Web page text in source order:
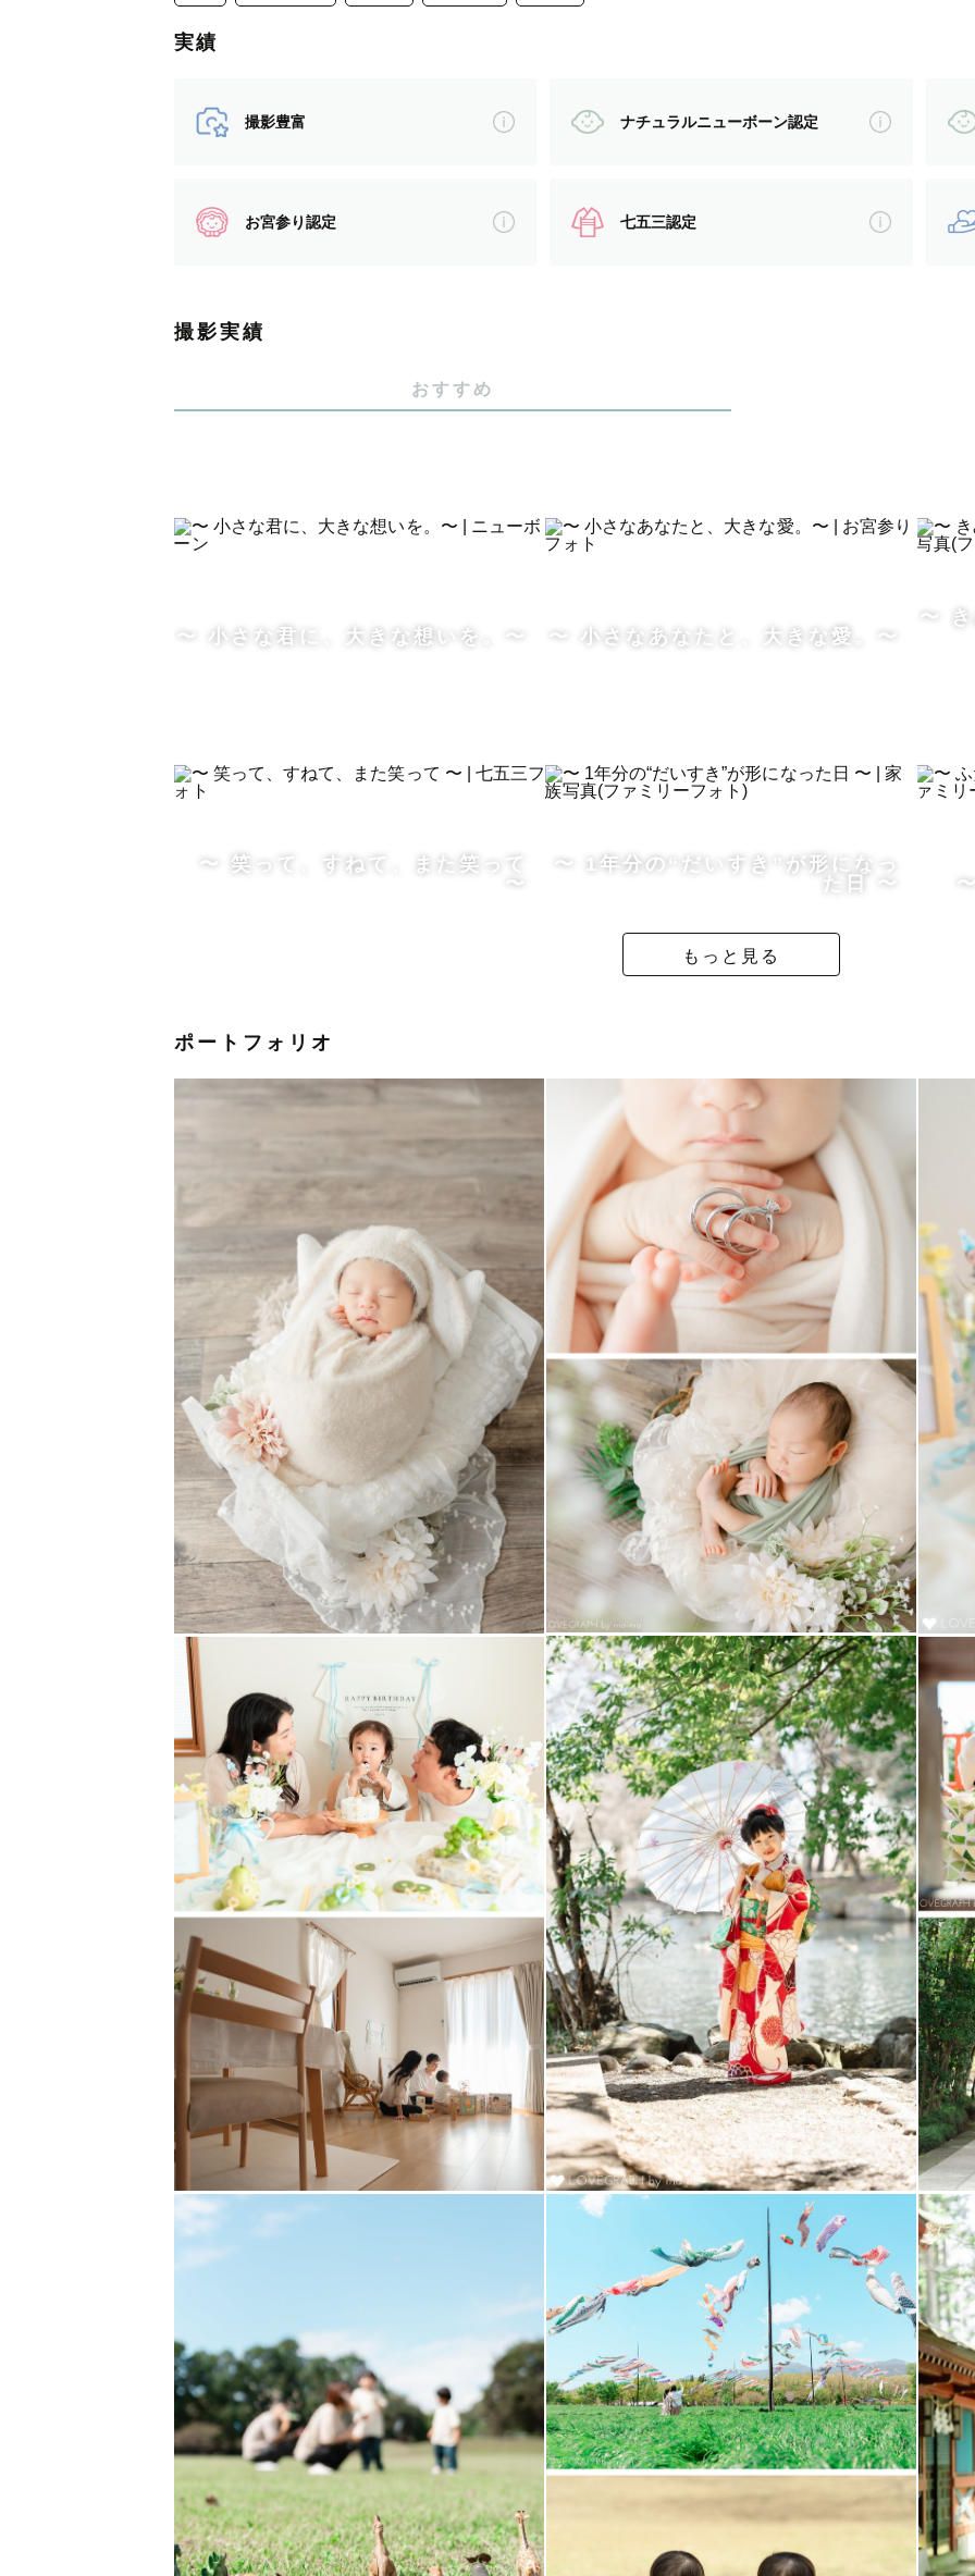
いつもの変わらない日常は、後の未来に大切な思い出として残るもの。
…大切な家族の晴れの日。
そういった思い出を写真といったカタチで残すお手伝いをしたいと思っています。
きちんとした写真はもちろんですが、楽しく崩した写真もとても素敵な思い出になると思っ
◇まーまちゃんって？◇
撮影が進まなかったら…
メールやLINEでも可能ですが、LINEビデオ通話やzoomでの打ち合わせも対応可能です。
スケジュールにに×が付いていも、撮影可能な場合もございますので、ぜひLINE公式アカ
主に栃木県内、宇都宮市を中心に活動しております。
同じ栃木県内でも日光市の県境方面や、那須、足利などは対応エリア外となっております
が可能です。
一度LINE公式アカウントにて撮影可能かお問い合わせください！
⚠️交通費について
基本往復¥3,000を超えなければ、交通費はいただいておりません。
⚠️対応エリア外へは追加交通費のご負担をいただく場合があります。
ご希望の撮影地までの往復交通費（高速代、ガソリン代、駐車場代など）が￥3,000を超
す。
このご縁を大切に、精一杯撮らせていただきます！
みなさまにお会いできる事を楽しみにしております！
実績
撮影豊富 ナチュラルニューボーン認定
お宮参り認定 七五三認定
撮影実績
おすすめ
〜 小さな君に、大きな想いを。〜 〜 小さなあなたと、大きな愛。〜
〜
〜 笑って、すねて、また笑って
〜
〜 1年分の“だいすき”が形になっ
た日 〜
もっと見る
ポートフォリオ